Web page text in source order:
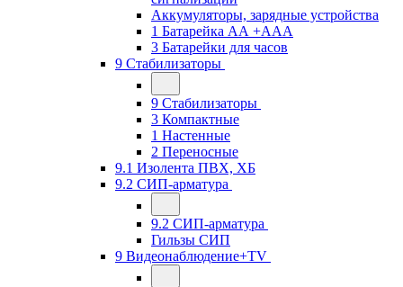
Аккумуляторы, зарядные устройства
1 Батарейка АА +ААА
3 Батарейки для часов
9 Стабилизаторы
9 Стабилизаторы
3 Компактные
1 Настенные
2 Переносные
9.1 Изолента ПВХ, ХБ
9.2 СИП-арматура
9.2 СИП-арматура
Гильзы СИП
9 Видеонаблюдение+TV